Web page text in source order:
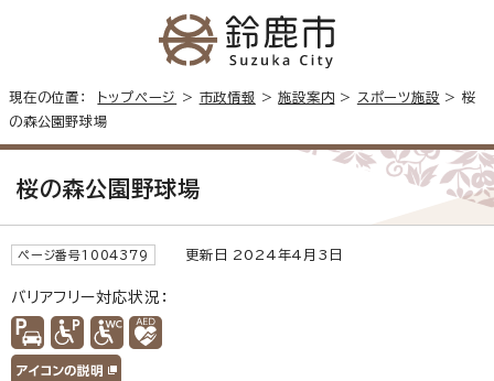
現在の位置： トップページ > 市政情報 >施設案内 > スポーツ施設 > 桜
の森公園野球場
桜の森公園野球場
ページ番号1004379 更新日 2024年4月3日
バリアフリー対応状況：